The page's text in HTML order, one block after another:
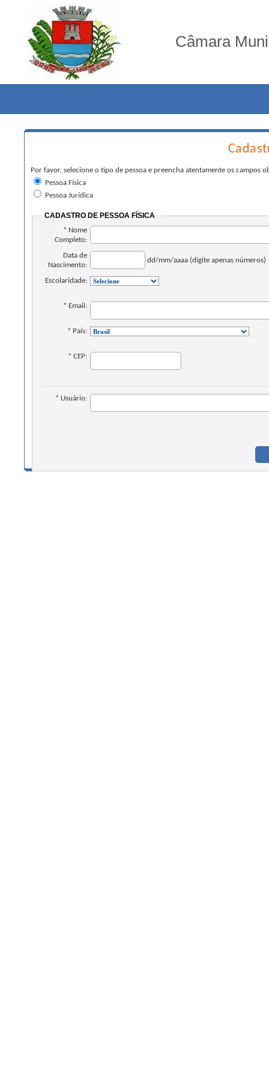
Câmara
Por favor, selecione o tipo de pessoa e preencha atentamente os campos
Pessoa Física
Pessoa Jurídica
CADASTRO DE PESSOA FÍSICA
* Nome
Completo:
Data de
Nascimento:
dd/mm/aaaa (digite apenas números)
Escolaridade:
* Email:
* País:
* CEP:
* Usuário: